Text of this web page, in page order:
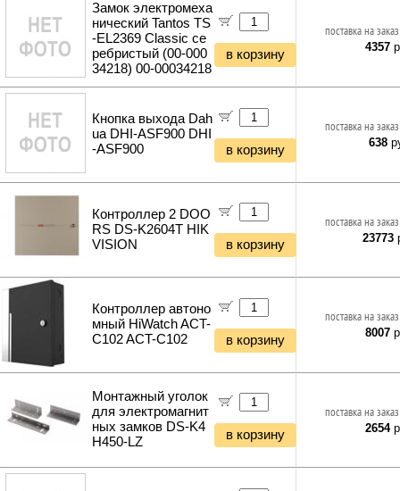
Замок электромеха
нический Tantos TS
-EL2369 Classic се
ребристый (00-000
34218) 00-00034218
в корзину
поставка на
4357
Кнопка выхода Dah
ua DHI-ASF900 DHI
-ASF900
в корзину
поставка на
638
Контроллер 2 DOO
RS DS-K2604T HIK
VISION
в корзину
поставка на
23773
Контроллер автоно
мный HiWatch ACT-
C102 ACT-C102
в корзину
поставка на
8007
Монтажный уголок
для электромагнит
ных замков DS-K4
H450-LZ
в корзину
поставка на
2654